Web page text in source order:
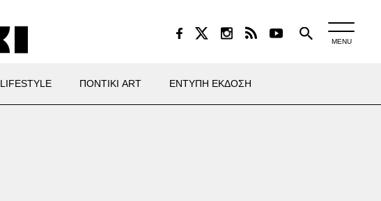
MENU
LIFESTYLE ΠΟΝΤΙΚΙ ART ΕΝΤΥΠΗ ΕΚΔΟΣΗ